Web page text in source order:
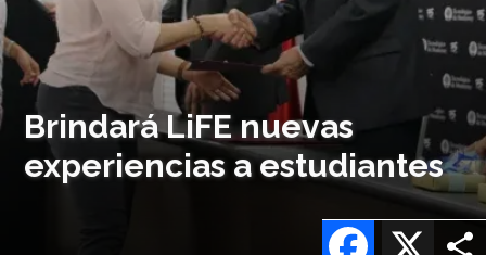
Brindará LiFE nuevas
experiencias a estudiantes
X
Facebook